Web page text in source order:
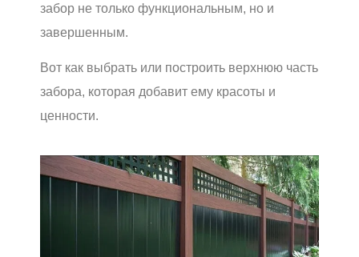
забор не только функциональным, но и
завершенным.
Вот как выбрать или построить верхнюю часть
забора, которая добавит ему красоты и
ценности.